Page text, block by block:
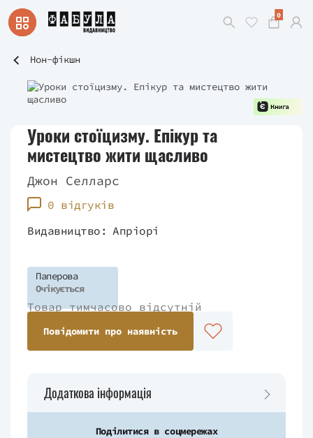
0
Нон-фікшн
Уроки стоїцизму. Епікур та
мистецтво жити щасливо
Джон Селларс
0 відгуків
Видавництво: Апріорі
Паперова
Очікується
Товар тимчасово відсутній
Повідомити про наявність
Додаткова інформація
Поділитися в соцмережах